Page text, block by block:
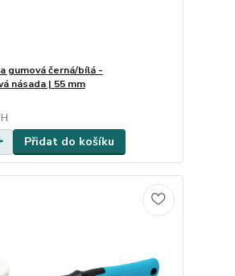
gumová černá/bílá -
násada | 55 mm
Přidat do košíku